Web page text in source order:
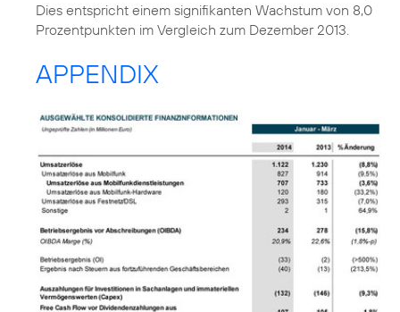
Dies entspricht einem signifikanten Wachstum von 8,0
Prozentpunkten im Vergleich zum Dezember 2013.
APPENDIX